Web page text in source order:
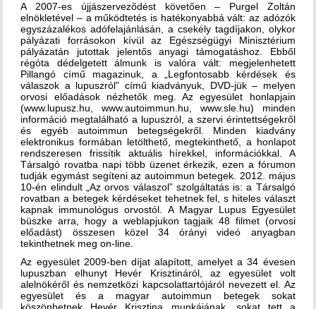
A 2007-es újjászerveződést követően – Purgel Zoltán
elnökletével – a működtetés is hatékonyabbá vált: az adózók
egyszázalékos adófelajánlásán, a csekély tagdíjakon, olykor
pályázati forrásokon kívül az Egészségügyi Minisztérium
pályázatán jutottak jelentős anyagi támogatáshoz. Ebből
régóta dédelgetett álmunk is valóra vált: megjelenhetett
Pillangó című magazinuk, a „Legfontosabb kérdések és
válaszok a lupuszról” című kiadványuk, DVD-jük – melyen
orvosi előadások nézhetők meg. Az egyesület honlapjain
(www.lupusz.hu, www.autoimmun.hu, www.sle.hu) minden
információ megtalálható a lupuszról, a szervi érintettségekről
és egyéb autoimmun betegségekről. Minden kiadvány
elektronikus formában letölthető, megtekinthető, a honlapot
rendszeresen frissítik aktuális hírekkel, információkkal. A
Társalgó rovatba napi több üzenet érkezik, ezen a fórumon
tudják egymást segíteni az autoimmun betegek. 2012. május
10-én elindult „Az orvos válaszol” szolgáltatás is: a Társalgó
rovatban a betegek kérdéseket tehetnek fel, s hiteles választ
kapnak immunológus orvostól. A Magyar Lupus Egyesület
büszke arra, hogy a weblapjukon tagjaik 48 filmet (orvosi
előadást) összesen közel 34 órányi videó anyagban
tekinthetnek meg on-line.
Az egyesület 2009-ben díjat alapított, amelyet a 34 évesen
lupuszban elhunyt Hevér Krisztináról, az egyesület volt
alelnökéről és nemzetközi kapcsolattartójáról nevezett el. Az
egyesület és a magyar autoimmun betegek sokat